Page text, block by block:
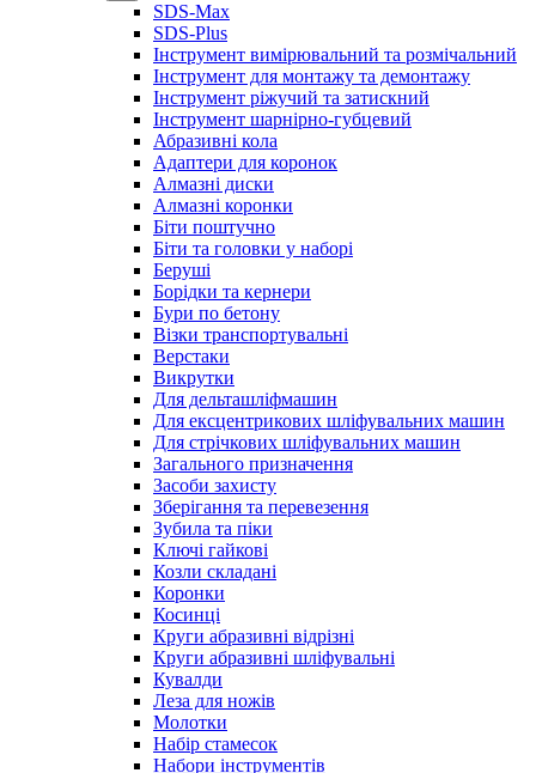
SDS-Max
SDS-Plus
Інструмент вимірювальний та розмічальний
Інструмент для монтажу та демонтажу
Інструмент ріжучий та затискний
Інструмент шарнірно-губцевий
Абразивні кола
Адаптери для коронок
Алмазні диски
Алмазні коронки
Біти поштучно
Біти та головки у наборі
Беруші
Борідки та кернери
Бури по бетону
Візки транспортувальні
Верстаки
Викрутки
Для дельташліфмашин
Для ексцентрикових шліфувальних машин
Для стрічкових шліфувальних машин
Загального призначення
Засоби захисту
Зберігання та перевезення
Зубила та піки
Ключі гайкові
Козли складані
Коронки
Косинці
Круги абразивні відрізні
Круги абразивні шліфувальні
Кувалди
Леза для ножів
Молотки
Набір стамесок
Набори інструментів